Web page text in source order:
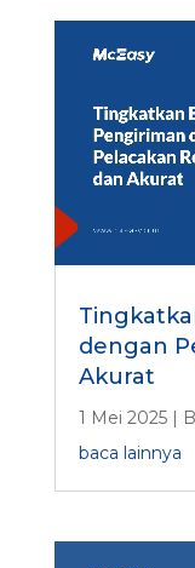
dengan
Akurat
1 Mei 2025|
baca lainnya